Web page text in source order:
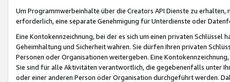
Um Programmwerbeinhalte über die Creators API Dienste zu
erforderlich, eine separate Genehmigung für Unterdienste oder
Eine Kontokennzeichnung, bei der es sich um einen privaten
Geheimhaltung und Sicherheit wahren. Sie dürfen Ihren privaten
Personen oder Organisationen weitergeben. Eine
Sie sind für alle Aktivitäten verantwortlich, die gegebenenfalls unter
oder einer anderen Person oder Organisation durchgeführt werden.